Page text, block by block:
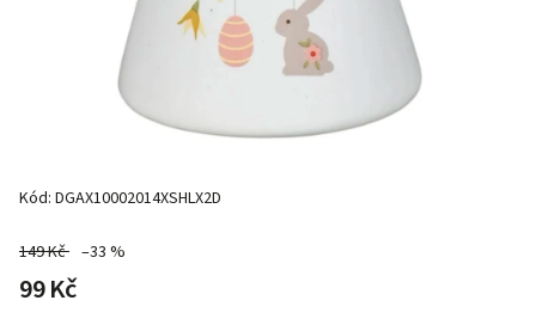
Kód: DGAX10002014XSHLX2D
149 Kč –33 %
99 Kč